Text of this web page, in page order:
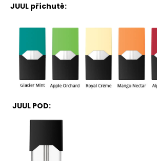
JUUL příchutě:
JUUL POD: